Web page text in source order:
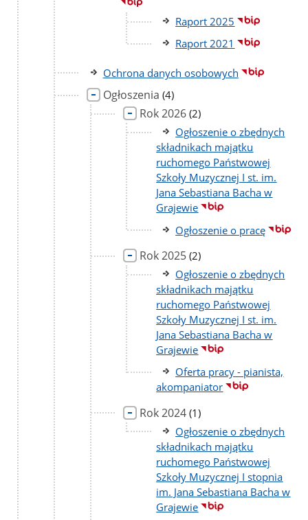
Raport 2025
Raport 2021
Ochrona danych osobowych
Ogłoszenia liczba
podstron
(4)
Rok 2026 liczba
podstron
(2)
Ogłoszenie o zbędnych
składnikach majątku
ruchomego Państwowej
Szkoły Muzycznej I st. im.
Jana Sebastiana Bacha w
Grajewie
Ogłoszenie o pracę
Rok 2025 liczba
podstron
(2)
Ogłoszenie o zbędnych
składnikach majątku
ruchomego Państwowej
Szkoły Muzycznej I st. im.
Jana Sebastiana Bacha w
Grajewie
Oferta pracy - pianista,
akompaniator
Rok 2024 liczba
podstron
(1)
Ogłoszenie o zbędnych
składnikach majątku
ruchomego Państwowej
Szkoły Muzycznej I stopnia
im. Jana Sebastiana Bacha w
Grajewie